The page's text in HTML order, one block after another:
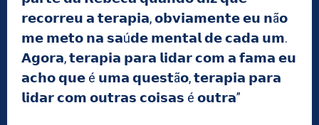
𝗿𝗲𝗰𝗼𝗿𝗿𝗲𝘂 𝗮 𝘁𝗲𝗿𝗮𝗽𝗶𝗮, 𝗼𝗯𝘃𝗶𝗮𝗺𝗲𝗻𝘁𝗲 𝗲𝘂 𝗻ã𝗼
𝗺𝗲 𝗺𝗲𝘁𝗼 𝗻𝗮 𝘀𝗮ú𝗱𝗲 𝗺𝗲𝗻𝘁𝗮𝗹 𝗱𝗲 𝗰𝗮𝗱𝗮 𝘂𝗺.
𝗔𝗴𝗼𝗿𝗮, 𝘁𝗲𝗿𝗮𝗽𝗶𝗮 𝗽𝗮𝗿𝗮 𝗹𝗶𝗱𝗮𝗿 𝗰𝗼𝗺 𝗮 𝗳𝗮𝗺𝗮 𝗲𝘂
𝗮𝗰𝗵𝗼 𝗾𝘂𝗲 é 𝘂𝗺𝗮 𝗾𝘂𝗲𝘀𝘁ã𝗼, 𝘁𝗲𝗿𝗮𝗽𝗶𝗮 𝗽𝗮𝗿𝗮
𝗹𝗶𝗱𝗮𝗿 𝗰𝗼𝗺 𝗼𝘂𝘁𝗿𝗮𝘀 𝗰𝗼𝗶𝘀𝗮𝘀 é 𝗼𝘂𝘁𝗿𝗮”